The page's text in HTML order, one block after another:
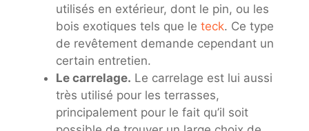
utilisés en extérieur, dont le pin, ou les
bois exotiques tels que le teck. Ce type
de revêtement demande cependant un
certain entretien.
Le carrelage. Le carrelage est lui aussi
très utilisé pour les terrasses,
principalement pour le fait qu’il soit